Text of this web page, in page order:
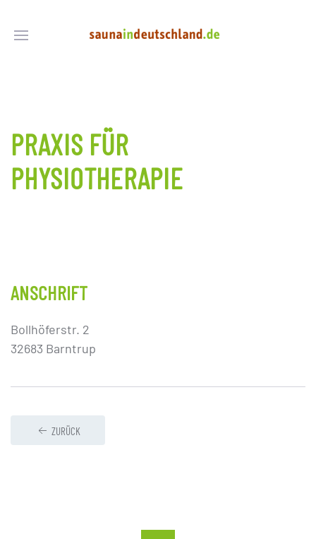
PRAXIS FÜR
PHYSIOTHERAPIE
ANSCHRIFT
Bollhöferstr. 2
32683 Barntrup
ZURÜCK